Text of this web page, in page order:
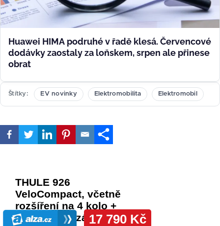
Huawei HIMA podruhé v řadě klesá. Červencové
dodávky zaostaly za loňskem, srpen ale přinese
obrat
Štítky EV novinky Elektromobilita Elektromobil